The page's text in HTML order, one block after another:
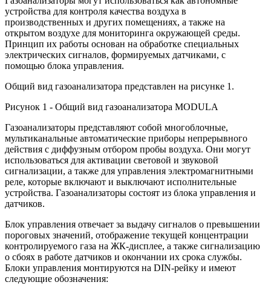
устройства для контроля качества воздуха в
производственных и других помещениях, а также на
открытом воздухе для мониторинга окружающей среды.
Принцип их работы основан на обработке специальных
электрических сигналов, формируемых датчиками, с
помощью блока управления.
Общий вид газоанализатора представлен на рисунке 1.
Рисунок 1 - Общий вид газоанализатора MODULA
Газоанализаторы представляют собой многоблочные,
мультиканальные автоматические приборы непрерывного
действия с диффузным отбором пробы воздуха. Они могут
использоваться для активации световой и звуковой
сигнализации, а также для управления электромагнитными
реле, которые включают и выключают исполнительные
устройства. Газоанализаторы состоят из блока управления и
датчиков.
Блок управления отвечает за выдачу сигналов о превышении
пороговых значений, отображение текущей концентрации
контролируемого газа на ЖК-дисплее, а также сигнализацию
о сбоях в работе датчиков и окончании их срока службы.
Блоки управления монтируются на DIN-рейку и имеют
следующие обозначения: